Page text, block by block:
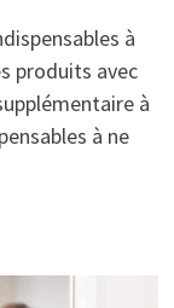
à
produits avec
à
à ne